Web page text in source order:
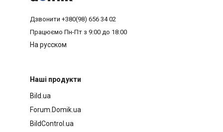
Дзвонити +380(98) 656 34 02
Працюємо Пн-Пт з 9:00 до 18:00
На русском
Наші продукти
Bild.ua
Forum.Domik.ua
BildControl.ua